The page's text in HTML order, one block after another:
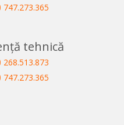
747.273.365
tehnică
268.513.873
747.273.365